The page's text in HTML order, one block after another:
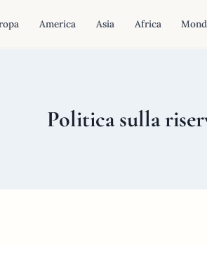
America Asia Africa
Politica sulla